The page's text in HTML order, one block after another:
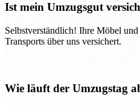
Ist mein Umzugsgut
Selbstverständlich! Ihre Möbel
Transports über uns versichert.
Wie läuft der Umzugstag